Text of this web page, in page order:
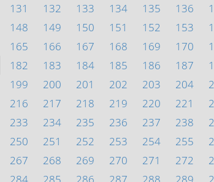
131 132 133 134 135 136
148 149 150 151 152 153
165 166 167 168 169 170
182 183 184 185 186 187
199 200 201 202 203 204
216 217 218 219 220 221
233 234 235 236 237 238
250 251 252 253 254 255
267 268 269 270 271 272